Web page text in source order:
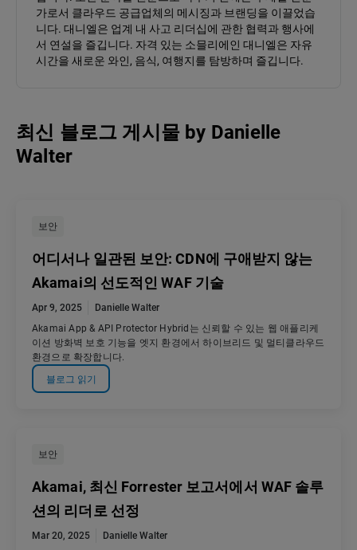
가로서 클라우드 공급업체의 메시징과 브랜딩을 이끌었습
니다. 대니엘은 업계 내 사고 리더십에 관한 협력과 행사에
서 연설을 즐깁니다. 자격 있는 소믈리에인 대니엘은 자유
시간을 새로운 와인, 음식, 여행지를 탐방하며 즐깁니다.
최신 블로그 게시물 by Danielle
Walter
보안
어디서나 일관된 보안: CDN에 구애받지 않는
Akamai의 선도적인 WAF 기술
Apr 9, 2025
Danielle Walter
Akamai App & API Protector Hybrid는 신뢰할 수 있는 웹 애플리케
이션 방화벽 보호 기능을 엣지 환경에서 하이브리드 및 멀티클라우드
환경으로 확장합니다.
블로그 읽기
보안
Akamai, 최신 Forrester 보고서에서 WAF 솔루
션의 리더로 선정
Mar 20, 2025
Danielle Walter